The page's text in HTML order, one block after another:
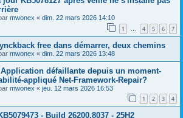
mwonex « dim. 22 mars 2026 14:10
1 … 4 5 6 7
free dans démarrer, deux chemins
mwonex « dim. 22 mars 2026 13:48
défaillante depuis un moment-
appliqué Net-Framework-Repair?
mwonex « jeu. 12 mars 2026 16:53
1 2 3 4
- Build 26200.8037 - 25H2